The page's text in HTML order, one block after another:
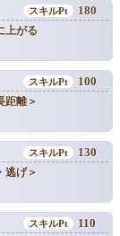
180
上がる
100
距離＞
130
逃げ＞
110